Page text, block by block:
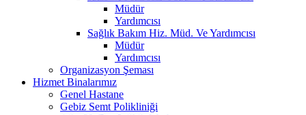
Müdür
Yardımcısı
Sağlık Bakım Hiz. Müd. Ve Yardımcısı
Müdür
Yardımcısı
Organizasyon Şeması
Hizmet Binalarımız
Genel Hastane
Gebiz Semt Polikliniği